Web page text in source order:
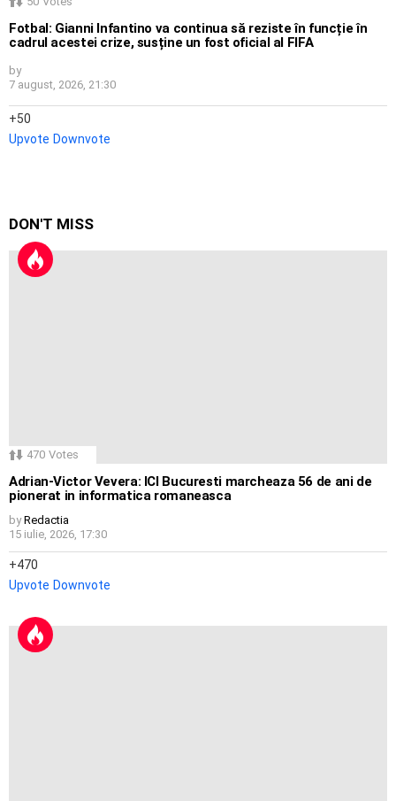
Fotbal: Gianni Infantino va continua să reziste în funcție în
cadrul acestei crize, susține un fost oficial al FIFA
by
7 august, 2026, 21:30
50
Upvote Downvote
DON'T MISS
470 Votes
Adrian-Victor Vevera: ICI Bucuresti marcheaza 56 de ani de
pionerat in informatica romaneasca
by Redactia
15 iulie, 2026, 17:30
470
Upvote Downvote